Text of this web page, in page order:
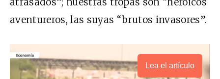
aventureros, las suyas “brutos invasores”.
Lea el artículo